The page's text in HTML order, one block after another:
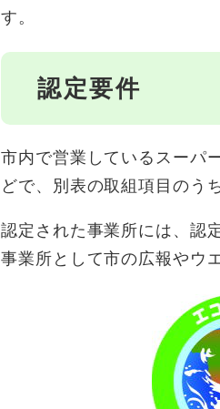
す。
認定要件
市内で営業しているスーパ
どで、別表の取組項目のう
認定された事業所には、認
事業所として市の広報やウ